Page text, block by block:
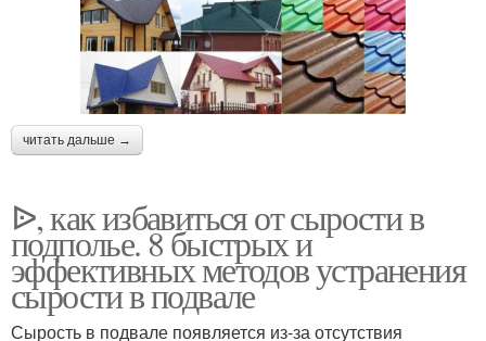
читать дальше →
ᐉ, как избавиться от сырости в
подполье. 8 быстрых и
эффективных методов устранения
сырости в подвале
Сырость в подвале появляется из-за отсутствия